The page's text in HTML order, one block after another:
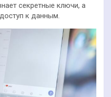
секретные ключи, а
к данным.